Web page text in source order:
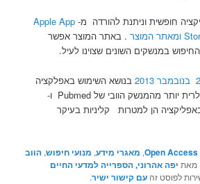
Apple App
ומאתר המוצר . באתר המוצר אפשר
במנשקים השונים שצוינו לעיל.
בנושא השימוש באפלקציה
עולה שהיא הפכה לפופולרית יותר מהמנשק הוובי של Pubmed ו-
באפליקציה הן למטרות קליניות בעיקר
Open Access
, מאגרי מידע, מנועי חיפוש,הווב
, מאת יפה אהרוני, הספרייה למדעי החיים
לפוסט זהעם קישור ישיר.